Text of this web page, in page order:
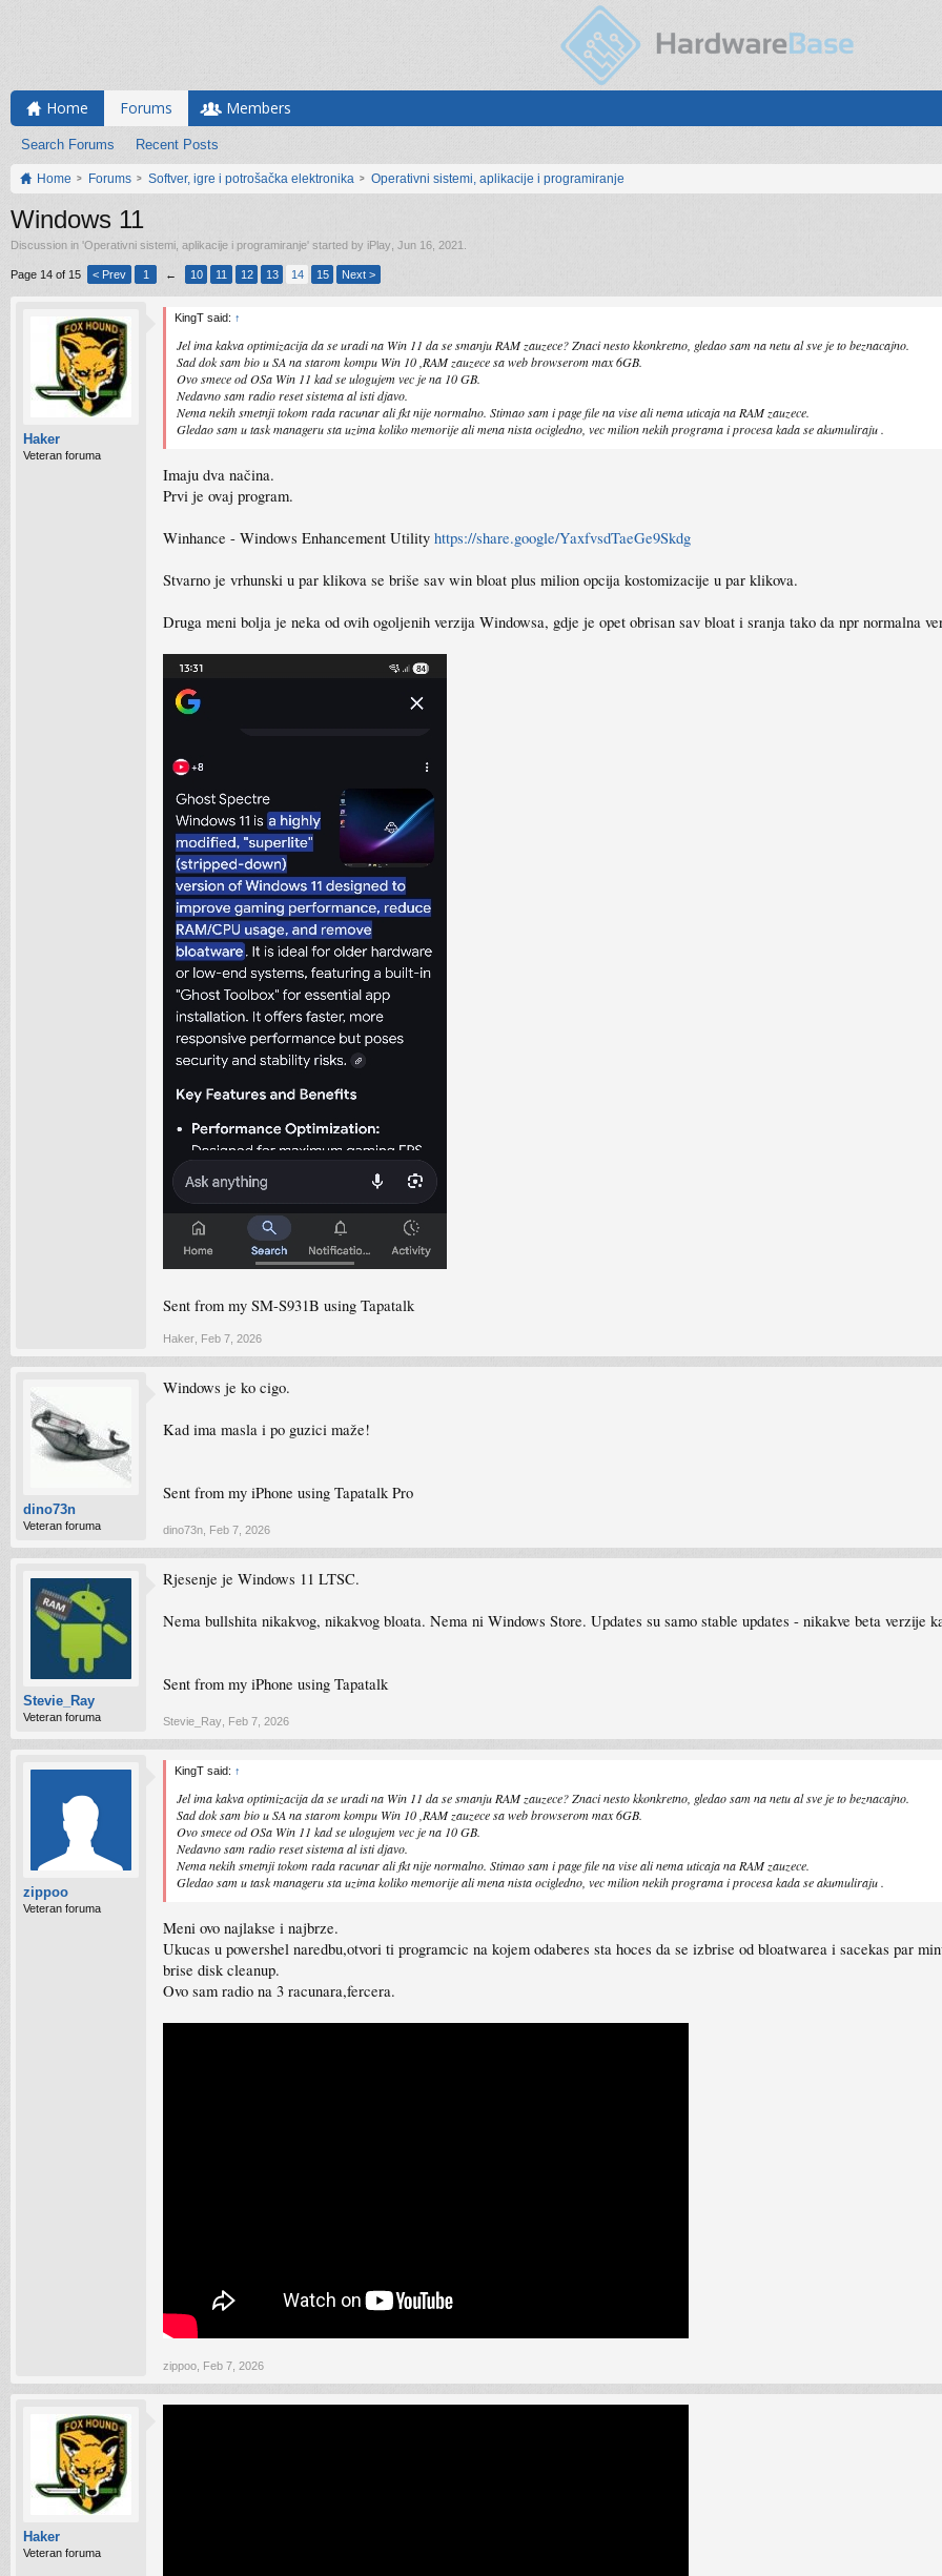
Home Forums
Search Forums Recent Posts
Members
Home Forums Softver, igre i potrošačka elektronika Operativni sistemi, aplikacije i programiranje
Windows 11
Discussion in 'Operativni sistemi, aplikacije i programiranje' started by iPlay Jun 16, 2021
Page 14 of 15 < Prev 1 ← 10 11 12 13 14 15 Next >
Haker
Veteran foruma
KingT said: ↑
Jel ima kakva optimizacija da se uradi na Win 11 da se smanju RAM zauzece? Znaci nesto kkonkretno, gledao sam na netu al sve je to beznacajno.
Sad dok sam bio u SA na starom kompu Win 10 ,RAM zauzece sa web browserom max 6GB.
Ovo smece od OSa Win 11 kad se ulogujem vec je na 10 GB.
Nedavno sam radio reset sistema al isti djavo.
Nema nekih smetnji tokom rada racunar ali fkt nije normalno. Stimao sam i page file na vise ali nema uticaja na RAM zauzece.
Gledao sam u task manageru sta uzima koliko memorije ali mena nista ocigledno, vec milion nekih programa i procesa kada se akumuliraju .
Imaju dva načina.
Prvi je ovaj program.
Winhance - Windows Enhancement Utility https://share.google/YaxfvsdTaeGe9Skdg
Stvarno je vrhunski u par klikova se briše sav win bloat plus milion opcija kostomizacije u par klikova.
Druga meni bolja je neka od ovih ogoljenih verzija Windowsa, gdje je opet obrisan sav bloat i sranja tako da npr normalna
Sent from my SM-S931B using Tapatalk
Haker Feb 7, 2026
dino73n
Veteran foruma
Windows je ko cigo.
Kad ima masla i po guzici maže!
Sent from my iPhone using Tapatalk Pro
dino73n Feb 7, 2026
Stevie_Ray
Veteran foruma
Rjesenje je Windows 11 LTSC.
Nema bullshita nikakvog, nikakvog bloata. Nema ni Windows Store. Updates su samo stable updates - nikakve beta verzije
Sent from my iPhone using Tapatalk
Stevie_Ray Feb 7, 2026
zippoo
Veteran foruma
KingT said: ↑
Jel ima kakva optimizacija da se uradi na Win 11 da se smanju RAM zauzece? Znaci nesto kkonkretno, gledao sam na netu al sve je to beznacajno.
Sad dok sam bio u SA na starom kompu Win 10 ,RAM zauzece sa web browserom max 6GB.
Ovo smece od OSa Win 11 kad se ulogujem vec je na 10 GB.
Nedavno sam radio reset sistema al isti djavo.
Nema nekih smetnji tokom rada racunar ali fkt nije normalno. Stimao sam i page file na vise ali nema uticaja na RAM zauzece.
Gledao sam u task manageru sta uzima koliko memorije ali mena nista ocigledno, vec milion nekih programa i procesa kada se akumuliraju .
Meni ovo najlakse i najbrze.
Ukucas u powershel naredbu,otvori ti programcic na kojem odaberes sta hoces da se izbrise od bloatwarea i sacekas par
brise disk cleanup.
Ovo sam radio na 3 racunara,fercera.
zippoo Feb 7, 2026
Haker
Veteran foruma